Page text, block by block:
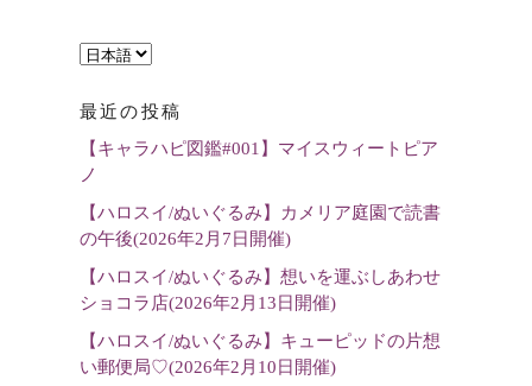
言
を
選
最近の投稿
【キャラハピ図鑑#001】マイスウィートピア
ノ
【ハロスイ/ぬいぐるみ】カメリア庭園で読書
の午後(2026年2月7日開催)
【ハロスイ/ぬいぐるみ】想いを運ぶしあわせ
ショコラ店(2026年2月13日開催)
【ハロスイ/ぬいぐるみ】キューピッドの片想
い郵便局♡(2026年2月10日開催)